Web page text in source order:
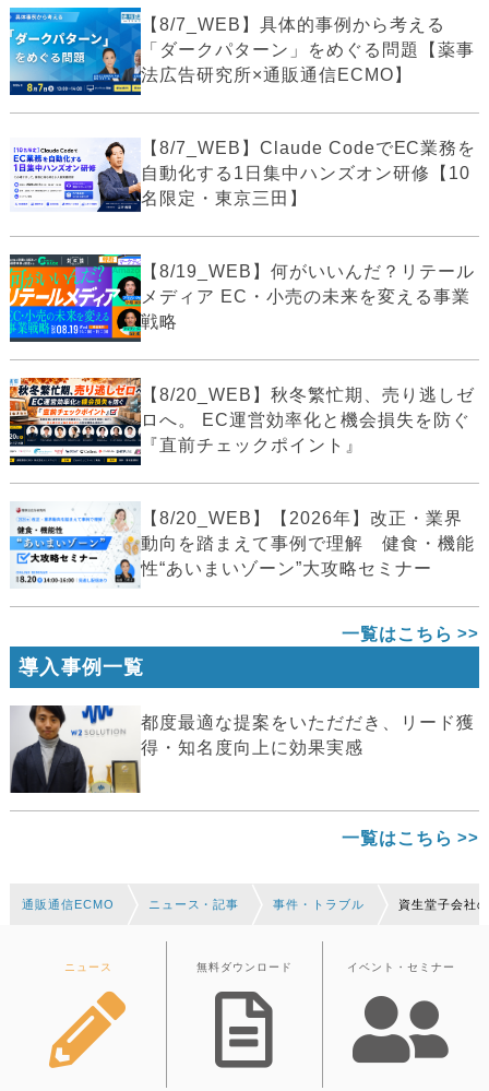
【8/7_WEB】具体的事例から考える
「ダークパターン」をめぐる問題【薬事
法広告研究所×通販通信ECMO】
【8/7_WEB】Claude CodeでEC業務を
自動化する1日集中ハンズオン研修【10
名限定・東京三田】
【8/19_WEB】何がいいんだ？リテール
メディア EC・小売の未来を変える事業
戦略
【8/20_WEB】秋冬繁忙期、売り逃しゼ
ロへ。 EC運営効率化と機会損失を防ぐ
『直前チェックポイント』
【8/20_WEB】【2026年】改正・業界
動向を踏まえて事例で理解 健食・機能
性“あいまいゾーン”大攻略セミナー
一覧はこちら
導入事例一覧
都度最適な提案をいただだき、リード獲
得・知名度向上に効果実感
一覧はこちら
通販通信ECMO ニュース・記事 事件・トラブル 資生堂子会社
ニュース 無料ダウンロード イベント・セミナー